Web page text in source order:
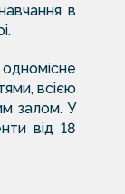
в
всією
залом. У
від 18